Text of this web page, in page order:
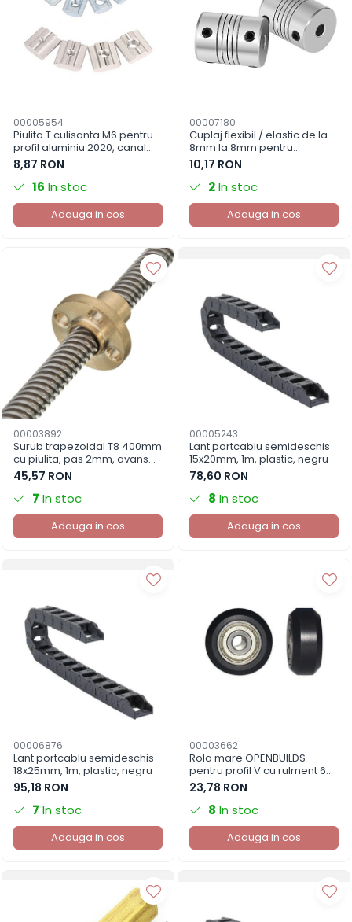
00005954
Piulita T culisanta M6 pentru
profil aluminiu 2020, canal
6mm (set 5 buc.)
8,87 RON
16 In stoc
Adauga in cos
00007180
Cuplaj flexibil / elastic de la
8mm la 8mm pentru
imprimanta 3D (8*8*25mm)
10,17 RON
2In stoc
Adauga in cos
00003892
Surub trapezoidal T8 400mm
cu piulita, pas 2mm, avans
8mm, imprimanta 3D
45,57 RON
7 In stoc
Adauga in cos
00005243
Lant portcablu semideschis
15x20mm, 1m, plastic, negru
78,60 RON
8 In stoc
Adauga in cos
00006876
Lant portcablu semideschis
18x25mm, 1m, plastic, negru
95,18 RON
7 In stoc
Adauga in cos
00003662
Rola mare OPENBUILDS
pentru profil V cu rulment 625
(set 4buc.)
23,78 RON
8 In stoc
Adauga in cos